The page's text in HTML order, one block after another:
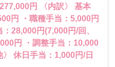
〈内訳〉 基本
5,000円
28,000円(7,000円/回、
円 ・調整手当：10,000
円 〈その他〉 休日手当：1,000円/日